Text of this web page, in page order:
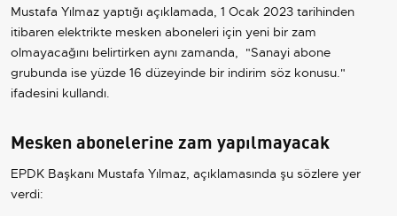
Mustafa Yılmaz yaptığı açıklamada, 1 Ocak 2023 tarihinden
itibaren elektrikte mesken aboneleri için yeni bir zam
olmayacağını belirtirken aynı zamanda, "Sanayi abone
grubunda ise yüzde 16 düzeyinde bir indirim söz konusu."
ifadesini kullandı.
Mesken abonelerine zam yapılmayacak
EPDK Başkanı Mustafa Yılmaz, açıklamasında şu sözlere yer
verdi: